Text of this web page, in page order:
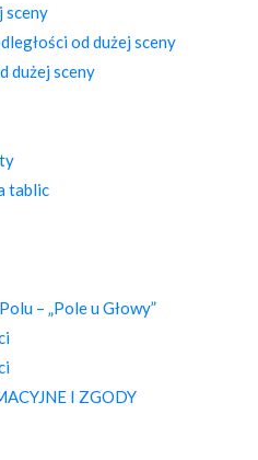
sceny
od dużej sceny
dużej sceny
tablic
– „Pole u Głowy”
I ZGODY